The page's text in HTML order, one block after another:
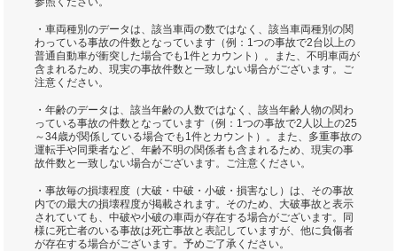
・車両種別のデータは、該当車両の数ではなく、該当車両種別の関
わっている事故の件数となっています（例：1つの事故で2台以上の
普通自動車が衝突した場合でも1件とカウント）。また、不明車両が
含まれるため、現実の事故件数と一致しない場合がございます。ご
注意ください。
・年齢のデータは、該当年齢の人数ではなく、該当年齢人物の関わ
っている事故の件数となっています（例：1つの事故で2人以上の25
～34歳が関係している場合でも1件とカウント）。また、多重事故の
運転手や同乗者など、年齢不明の関係者も含まれるため、現実の事
故件数と一致しない場合がございます。ご注意ください。
・事故毎の損壊程度（大破・中破・小破・損害なし）は、その事故
内での最大の損壊程度が掲載されます。そのため、大破事故と表示
されていても、中破や小破の車両が存在する場合がございます。同
様に死亡者のいる事故は死亡事故と表記していますが、他に負傷者
が存在する場合がございます。予めご了承ください。